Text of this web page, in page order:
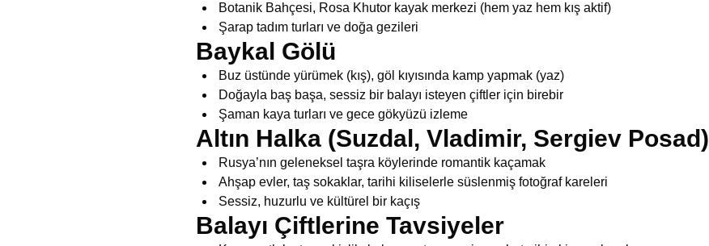
Botanik Bahçesi, Rosa Khutor kayak merkezi (hem yaz hem kış aktif)
Şarap tadım turları ve doğa gezileri
Baykal Gölü
Buz üstünde yürümek (kış), göl kıyısında kamp yapmak (yaz)
Doğayla baş başa, sessiz bir balayı isteyen çiftler için birebir
Şaman kaya turları ve gece gökyüzü izleme
Altın Halka (Suzdal, Vladimir, Sergiev Posad)
Rusya’nın geleneksel taşra köylerinde romantik kaçamak
Ahşap evler, taş sokaklar, tarihi kiliselerle süslenmiş fotoğraf kareleri
Sessiz, huzurlu ve kültürel bir kaçış
Balayı Çiftlerine Tavsiyeler